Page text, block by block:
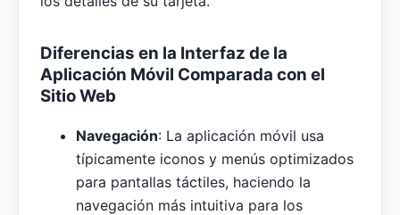
Diferencias en la Interfaz de la
Aplicación Móvil Comparada con el
Sitio Web
Navegación: La aplicación móvil usa
típicamente iconos y menús optimizados
para pantallas táctiles, haciendo la
navegación más intuitiva para los